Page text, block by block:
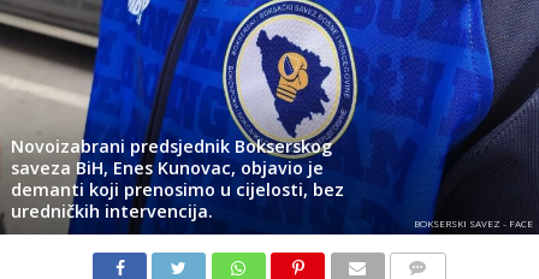
Novoizabrani predsjednik Bokserskog
saveza BiH, Enes Kunovac, objavio je
demanti koji prenosimo u cijelosti, bez
uredničkih intervencija.
BOKSERSKI SAVEZ - FACE